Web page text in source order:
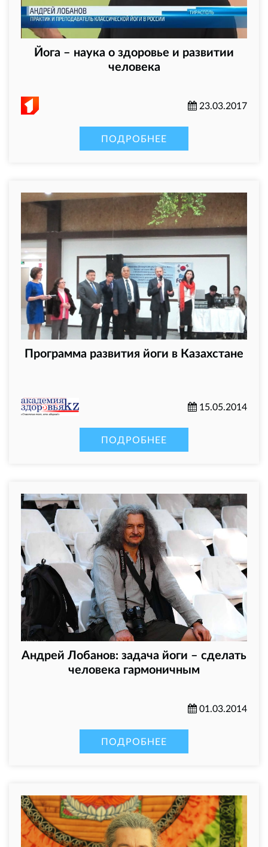
Йога – наука о здоровье и развитии
человека
23.03.2017
ПОДРОБНЕЕ
Программа развития йоги в Казахстане
15.05.2014
ПОДРОБНЕЕ
Андрей Лобанов: задача йоги – сделать
человека гармоничным
01.03.2014
ПОДРОБНЕЕ